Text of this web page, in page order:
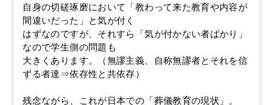
自身の切磋琢磨において「教わって来た教育や内容が
間違いだった」と気が付く
はずなのですが、それすら「気が付かない者ばかり」
なので学生側の問題も
大きくあります。（無謬主義、自称無謬者とそれを信
ずる者達⇒依存性と共依存）
残念ながら、これが日本での「葬儀教育の現状」。